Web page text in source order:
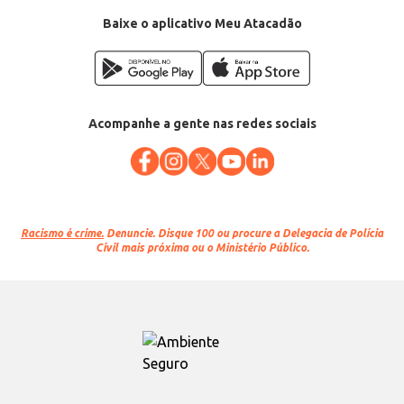
Baixe o aplicativo Meu Atacadão
Acompanhe a gente nas redes sociais
Racismo é crime. Denuncie. Disque 100 ou procure a Delegacia de Polícia
Civil mais próxima ou o Ministério Público.